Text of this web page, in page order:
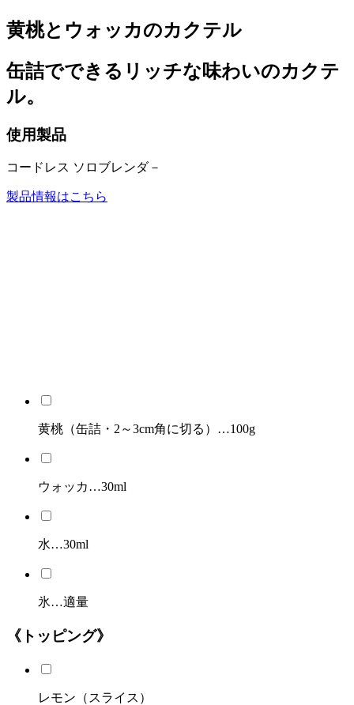
黄桃とウォッカのカクテル
缶詰でできるリッチな味わいのカクテ
ル。
使用製品
コードレス ソロブレンダ－
製品情報はこちら
黄桃（缶詰・2～3cm角に切る）…100g
ウォッカ…30ml
水…30ml
氷…適量
《トッピング》
レモン（スライス）